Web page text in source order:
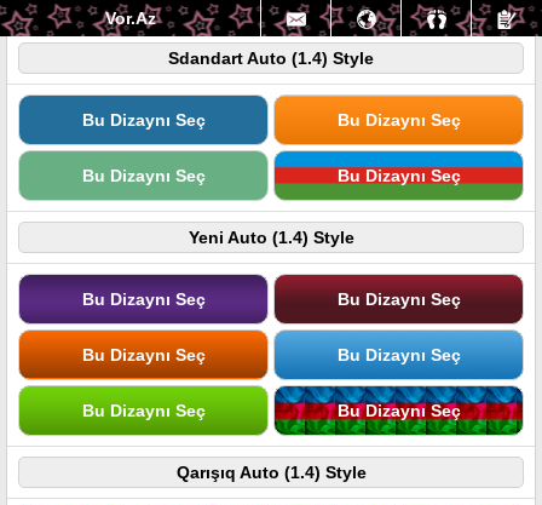
Vor.Az
Sdandart Auto (1.4) Style
Bu Dizaynı Seç Bu Dizaynı Seç
Bu Dizaynı Seç Bu Dizaynı Seç
Yeni Auto (1.4) Style
Bu Dizaynı Seç Bu Dizaynı Seç
Bu Dizaynı Seç Bu Dizaynı Seç
Bu Dizaynı Seç Bu Dizaynı Seç
Qarışıq Auto (1.4) Style